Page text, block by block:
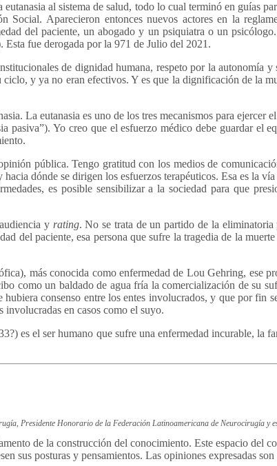
al sistema de salud, todo lo cual terminó en guías
Social. Aparecieron entonces nuevos actores en la
del paciente, un abogado y un psiquiatra o un
fue derogada por la 971 de Julio del 2021.
de dignidad humana, respeto por la autonomía
y ya no eran efectivos. Y es que la dignificación de la
La eutanasia es uno de los tres mecanismos para
pasiva”). Yo creo que el esfuerzo médico debe guardar el
pública. Tengo gratitud con los medios de
dónde se dirigen los esfuerzos terapéuticos. Esa es la
es posible sensibilizar a la sociedad para que
y rating. No se trata de un partido de la
del paciente, esa persona que sufre la tragedia de la
más conocida como enfermedad de Lou Gehring, ese
como un baldado de agua fría la comercialización de su
consenso entre los entes involucrados, y que por fin
involucradas en casos como el suyo.
es el ser humano que sufre una enfermedad incurable,
Presidente Honorario de la Federación Latinoamericana de Neurocirugía y
de la construcción del conocimiento. Este espacio del
sus posturas y pensamientos. Las opiniones expresadas